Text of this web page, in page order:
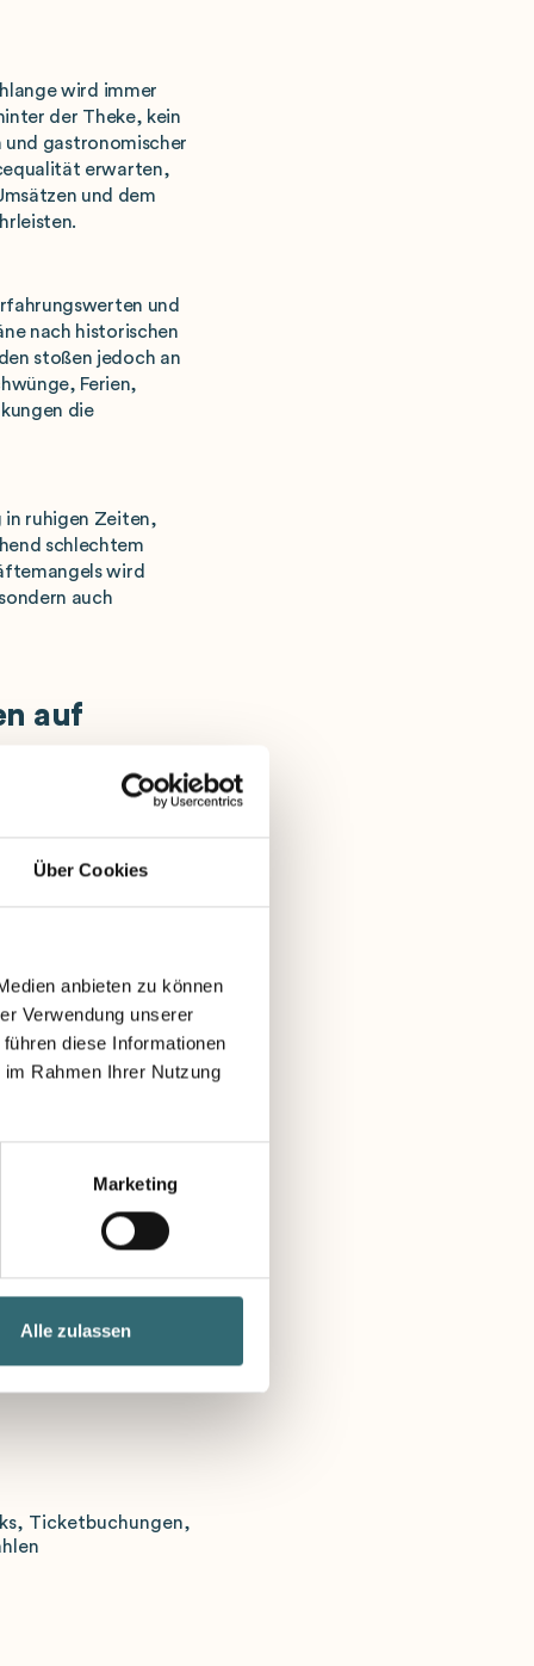
Über Cookies
anbieten zu können
Verwendung unserer
diese Informationen
Rahmen Ihrer Nutzung
Marketing
Alle zulassen
wird immer
der Theke, kein
und gastronomischer
erwarten,
und dem
und
nach historischen
stoßen jedoch an
Ferien,
die
in ruhigen Zeiten,
schlechtem
wird
auch
auf
auf
zu matchen und
auch externe
Ticketbuchungen,